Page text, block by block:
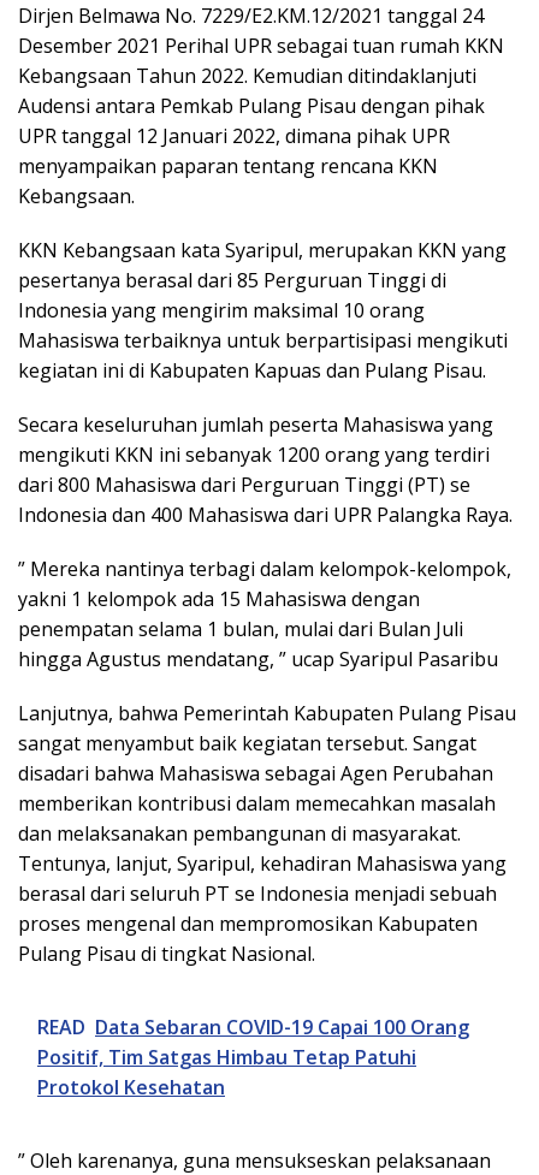
Dirjen Belmawa No. 7229/E2.KM.12/2021 tanggal 24
Desember 2021 Perihal UPR sebagai tuan rumah KKN
Kebangsaan Tahun 2022. Kemudian ditindaklanjuti
Audensi antara Pemkab Pulang Pisau dengan pihak
UPR tanggal 12 Januari 2022, dimana pihak UPR
menyampaikan paparan tentang rencana KKN
Kebangsaan.
KKN Kebangsaan kata Syaripul, merupakan KKN yang
pesertanya berasal dari 85 Perguruan Tinggi di
Indonesia yang mengirim maksimal 10 orang
Mahasiswa terbaiknya untuk berpartisipasi mengikuti
kegiatan ini di Kabupaten Kapuas dan Pulang Pisau.
Secara keseluruhan jumlah peserta Mahasiswa yang
mengikuti KKN ini sebanyak 1200 orang yang terdiri
dari 800 Mahasiswa dari Perguruan Tinggi (PT) se
Indonesia dan 400 Mahasiswa dari UPR Palangka Raya.
” Mereka nantinya terbagi dalam kelompok-kelompok,
yakni 1 kelompok ada 15 Mahasiswa dengan
penempatan selama 1 bulan, mulai dari Bulan Juli
hingga Agustus mendatang, ” ucap Syaripul Pasaribu
Lanjutnya, bahwa Pemerintah Kabupaten Pulang Pisau
sangat menyambut baik kegiatan tersebut. Sangat
disadari bahwa Mahasiswa sebagai Agen Perubahan
memberikan kontribusi dalam memecahkan masalah
dan melaksanakan pembangunan di masyarakat.
Tentunya, lanjut, Syaripul, kehadiran Mahasiswa yang
berasal dari seluruh PT se Indonesia menjadi sebuah
proses mengenal dan mempromosikan Kabupaten
Pulang Pisau di tingkat Nasional.
READ Data Sebaran COVID-19 Capai 100 Orang
Positif, Tim Satgas Himbau Tetap Patuhi
Protokol Kesehatan
” Oleh karenanya, guna mensukseskan pelaksanaan